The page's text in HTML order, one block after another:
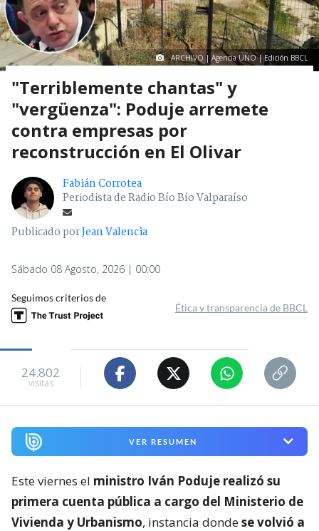
ARCHIVO | Agencia UNO | Edición BBCL
"Terriblemente chantas" y
"vergüenza": Poduje arremete
contra empresas por
reconstrucción en El Olivar
Fabián Corrotea
Periodista de Radio Bío Bío Valparaíso
Publicado porJean Valencia
Sábado 08 Agosto, 2026 | 00:00
Seguimos criterios de
Ética y transparencia de BBCL
24.802
visitas
VER RESUMEN
Este viernes el ministro Iván Poduje realizó su
primera cuenta pública a cargo del Ministerio de
Vivienda y Urbanismo, instancia dondese volvió a